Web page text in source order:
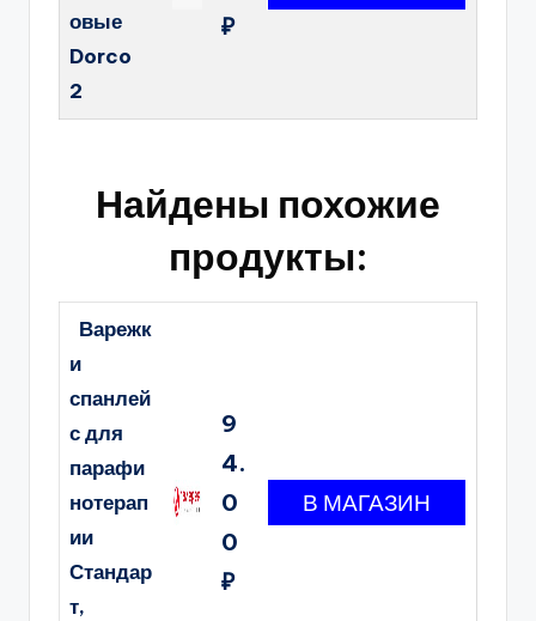
овые
Dorco
2
₽
Найдены похожие
продукты:
Варежк
и
спанлей
с для
парафи
нотерап
ии
Стандар
т,
9
4.
0
0
₽